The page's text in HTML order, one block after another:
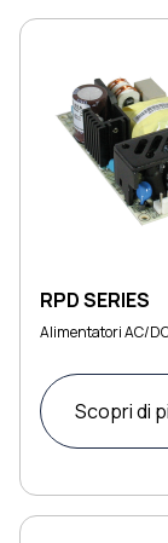
RPD SERIES
Alimentatori AC/
Scopri di